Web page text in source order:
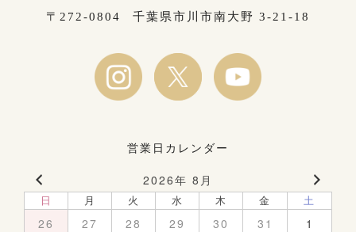
〒272-0804 千葉県市川市南大野 3-21-18
営業日カレンダー
2026年 8月
日 月 火 水 木 金 土
26 27 28 29 30 31
1